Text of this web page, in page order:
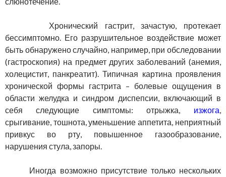
Хронический гастрит, зачастую, протекает
бессимптомно. Его разрушительное воздействие может
быть обнаружено случайно, например, при обследовании
(гастроскопия) на предмет других заболеваний (анемия,
холецистит, панкреатит). Типичная картина проявления
хронической формы гастрита – болевые ощущения в
области желудка и синдром диспепсии, включающий в
себя следующие симптомы: отрыжка, изжога,
срыгивание, тошнота, уменьшение аппетита, неприятный
привкус во рту, повышенное газообразование,
нарушения стула, запоры.
Иногда возможно присутствие только нескольких